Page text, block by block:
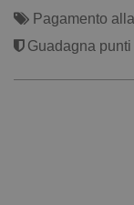
Pagamento
Guadagna punti